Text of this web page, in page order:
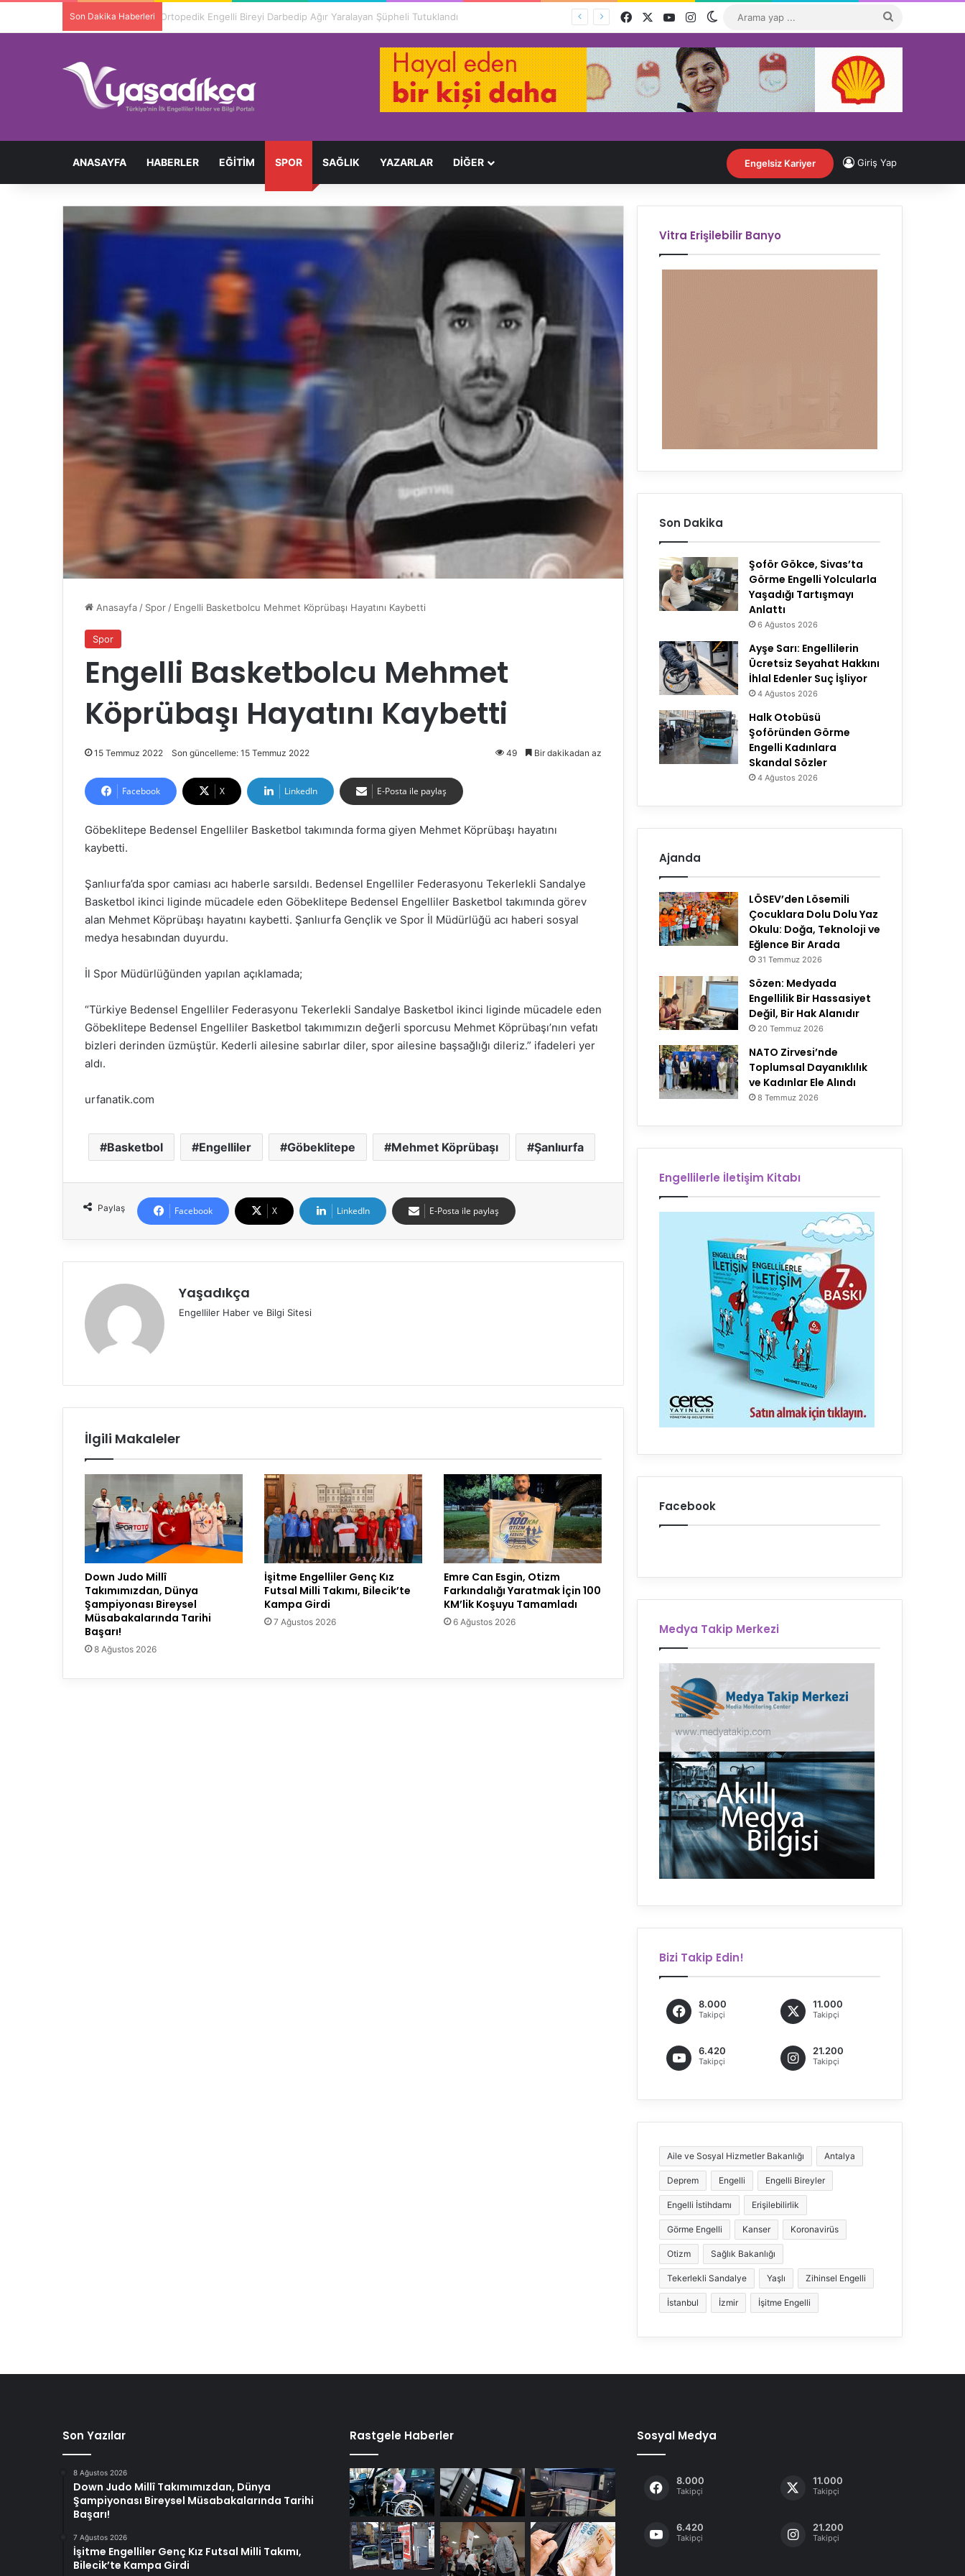
Son Dakika Haberleri Ortopedik Engelli Bireyi Darbedip Ağır Yaralayan Şüpheli Tutuklandı Facebook YouTubeInstagramDış görünümü değiştir
...
ANASAYFA HABERLER EĞITIM SPOR SAĞLIK YAZARLAR DİĞER Engelsiz Kariyer Giriş Yap
Anasayfa/ Spor/ Engelli Basketbolcu Mehmet Köprübaşı Hayatını Kaybetti
Spor
Engelli Basketbolcu Mehmet
Köprübaşı Hayatını Kaybetti
15 Temmuz 2022 Son güncelleme: 15 Temmuz 2022 49 Bir dakikadan az
Facebook X LinkedIn E-Posta ile paylaş
Göbeklitepe Bedensel Engelliler Basketbol takımında forma giyen Mehmet Köprübaşı hayatını
kaybetti.
Şanlıurfa’da spor camiası acı haberle sarsıldı. Bedensel Engelliler Federasyonu Tekerlekli Sandalye
Basketbol ikinci liginde mücadele eden Göbeklitepe Bedensel Engelliler Basketbol takımında görev
alan Mehmet Köprübaşı hayatını kaybetti. Şanlıurfa Gençlik ve Spor İl Müdürlüğü acı haberi sosyal
medya hesabından duyurdu.
İl Spor Müdürlüğünden yapılan açıklamada;
“Türkiye Bedensel Engelliler Federasyonu Tekerlekli Sandalye Basketbol ikinci liginde mücadele eden
Göbeklitepe Bedensel Engelliler Basketbol takımımızın değerli sporcusu Mehmet Köprübaşı’nın vefatı
bizleri derinden üzmüştür. Kederli ailesine sabırlar diler, spor ailesine başsağlığı dileriz.” ifadeleri yer
aldı.
urfanatik.com
Basketbol Engelliler Göbeklitepe Mehmet Köprübaşı Şanlıurfa
Paylaş Facebook X LinkedIn E-Posta ile paylaş
Yaşadıkça
Engelliler Haber ve Bilgi Sitesi
İlgili Makaleler
Down Judo Millî
Takımımızdan, Dünya
Şampiyonası Bireysel
Müsabakalarında Tarihi
Başarı!
8 Ağustos 2026
İşitme Engelliler Genç Kız
Futsal Milli Takımı, Bilecik’te
Kampa Girdi
7 Ağustos 2026
Emre Can Esgin, Otizm
Farkındalığı Yaratmak İçin 100
KM’lik Koşuyu Tamamladı
6 Ağustos 2026
Vitra Erişilebilir Banyo
Son Dakika
Şoför Gökce, Sivas’ta
Görme Engelli Yolcularla
Yaşadığı Tartışmayı
Anlattı
6 Ağustos 2026
Ayşe Sarı: Engellilerin
Ücretsiz Seyahat Hakkını
İhlal Edenler Suç İşliyor
4 Ağustos 2026
Halk Otobüsü
Şoföründen Görme
Engelli Kadınlara
Skandal Sözler
4 Ağustos 2026
Ajanda
LÖSEV’den Lösemili
Çocuklara Dolu Dolu Yaz
Okulu: Doğa, Teknoloji ve
Eğlence Bir Arada
31 Temmuz 2026
Sözen: Medyada
Engellilik Bir Hassasiyet
Değil, Bir Hak Alanıdır
20 Temmuz 2026
NATO Zirvesi’nde
Toplumsal Dayanıklılık
ve Kadınlar Ele Alındı
8 Temmuz 2026
Engellilerle İletişim Kitabı
Facebook
Medya Takip Merkezi
Bizi Takip Edin!
8.000
Takipçi
11.000
Takipçi
6.420
Takipçi
21.200
Takipçi
Aile ve Sosyal Hizmetler Bakanlığı Antalya
Deprem Engelli Engelli Bireyler
Engelli İstihdamı Erişilebilirlik
Görme Engelli Kanser Koronavirüs
Otizm Sağlık Bakanlığı
Tekerlekli Sandalye Yaşlı Zihinsel Engelli
İstanbul İzmir İşitme Engelli
Son Yazılar
8 Ağustos 2026
Down Judo Millî Takımımızdan, Dünya
Şampiyonası Bireysel Müsabakalarında Tarihi
Başarı!
7 Ağustos 2026
İşitme Engelliler Genç Kız Futsal Milli Takımı,
Bilecik’te Kampa Girdi
Rastgele Haberler Sosyal Medya
8.000
Takipçi
11.000
Takipçi
6.420
Takipçi
21.200
Takipçi